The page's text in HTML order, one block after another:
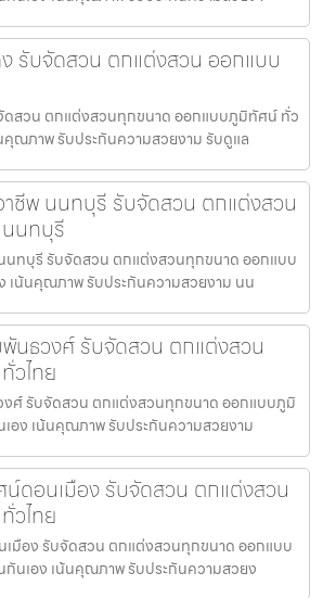
รับจัดสวน ตกแต่งสวน ออกแบบ
ดสวน ตกแต่งสวนทุกขนาด ออกแบบภูมิทัศน์ ทั่ว
คุณภาพ รับประกันความสวยงาม รับดูแล
ชีพ นนทบุรี รับจัดสวน ตกแต่งสวน
นทบุรี
ทบุรี รับจัดสวน ตกแต่งสวนทุกขนาด ออกแบบ
เน้นคุณภาพ รับประกันความสวยงาม นน
นธวงศ์ รับจัดสวน ตกแต่งสวน
วไทย
ศ์ รับจัดสวน ตกแต่งสวนทุกขนาด ออกแบบภูมิ
เอง เน้นคุณภาพ รับประกันความสวยงาม
ดอนเมือง รับจัดสวน ตกแต่งสวน
วไทย
มือง รับจัดสวน ตกแต่งสวนทุกขนาด ออกแบบ
กันเอง เน้นคุณภาพ รับประกันความสวยง